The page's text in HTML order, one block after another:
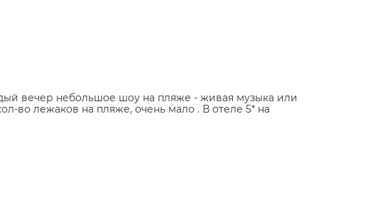
вечер небольшое шоу на пляже - живая музыка или
во лежаков на пляже, очень мало . В отеле 5* на